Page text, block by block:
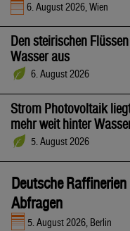
6. August 2026, Wien
Den steirischen
Wasser aus
6. August 2026
Strom Photovoltaik
mehr weit hinter
5. August 2026
Deutsche
Abfragen
5. August 2026, Berlin